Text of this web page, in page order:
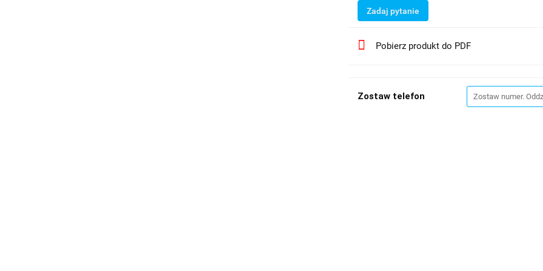
Zadaj pytanie
Pobierz produkt do PDF
Zostaw telefon